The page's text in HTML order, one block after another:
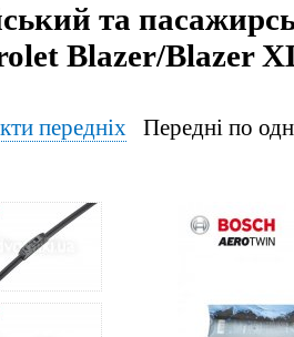
та
Blazer/Blazer
передніхПередні по